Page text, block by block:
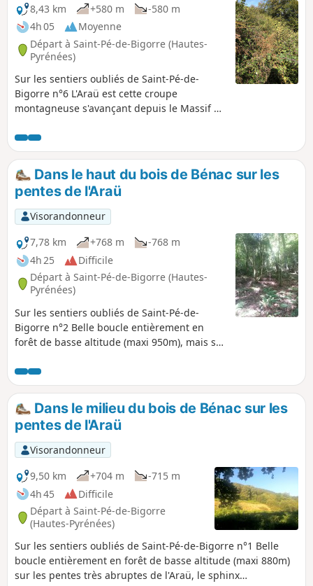
8,43 km
+580 m
-580 m
4h 05
Moyenne
Départ à Saint-Pé-de-Bigorre (Hautes-
Pyrénées)
Sur les sentiers oubliés de Saint-Pé-de-
Bigorre n°6 L'Araü est cette croupe
montagneuse s'avançant depuis le Massif de
du village. Sa silhouette imposante et
entièrement boisée cache de jolies
clairières, autrefois prairies, des sentiers
connus et d'autres oubliés, seulement
empruntés des chasseurs et amoureux de
randonnée sous les arbres de hautes
futaies. Son sommet, surplombant le village
avec arrogance, est le Soum de las
Toupiettas (1357m).
Dans le haut du bois de Bénac sur les
pentes de l'Araü
Visorandonneur
7,78 km
+768 m
-768 m
4h 25
Difficile
Départ à Saint-Pé-de-Bigorre (Hautes-
Pyrénées)
Sur les sentiers oubliés de Saint-Pé-de-
Bigorre n°2 Belle boucle entièrement en
forêt de basse altitude (maxi 950m), mais sur
énigmatique dominant Saint-Pé. L'intérêt de
ce circuit est la découverte d'un chemin très
fréquenté autrefois par les charbonniers
("Ahumats"), en-dessous des falaises de
Couret Beroy, le "Cami deth Car". Attention,
il s'agit d'une randonnée très engagée !
Dans le milieu du bois de Bénac sur les
pentes de l'Araü
Visorandonneur
9,50 km
+704 m
-715 m
4h 45
Difficile
Départ à Saint-Pé-de-Bigorre
(Hautes-Pyrénées)
Sur les sentiers oubliés de Saint-Pé-de-Bigorre n°1 Belle
boucle entièrement en forêt de basse altitude (maxi 880m)
sur les pentes très abruptes de l'Araü, le sphinx